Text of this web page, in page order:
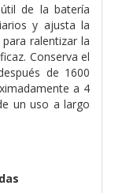
de la batería
y ajusta la
ralentizar la
Conserva el
de 1600
a 4
un uso a largo